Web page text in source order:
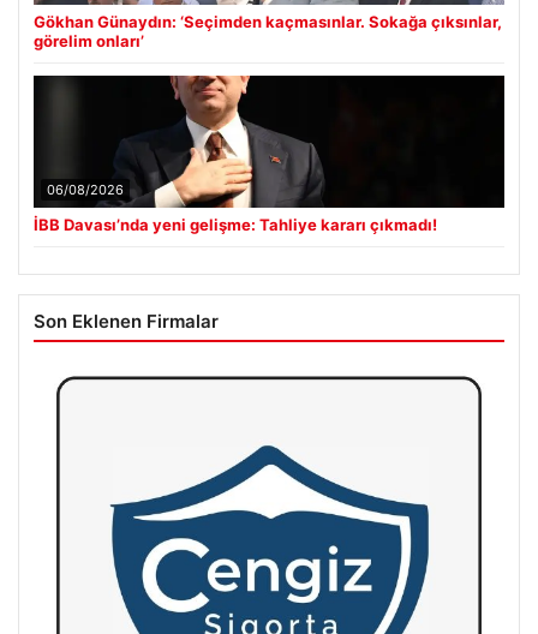
Gökhan Günaydın: ‘Seçimden kaçmasınlar. Sokağa çıksınlar,
görelim onları’
06/08/2026
İBB Davası’nda yeni gelişme: Tahliye kararı çıkmadı!
Son Eklenen Firmalar